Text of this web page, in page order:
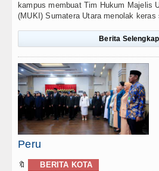
kampus membuat Tim Hukum Majelis
(MUKI) Sumatera Utara menolak
Berita
Peru
🔖 BERITA KOTA